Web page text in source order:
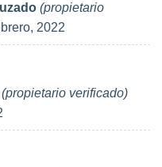
(propietario
2022
(propietario verificado)